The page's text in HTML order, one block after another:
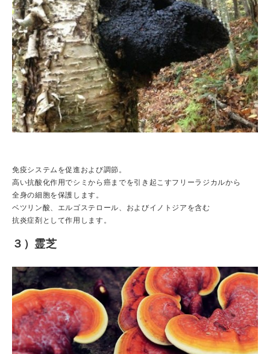
免疫システムを促進および調節。
高い抗酸化作用でシミから癌までを引き起こすフリーラジカルから
全身の細胞を保護します。
ベツリン酸、エルゴステロール、およびイノトジアを含む
抗炎症剤として作用します。
３）霊芝